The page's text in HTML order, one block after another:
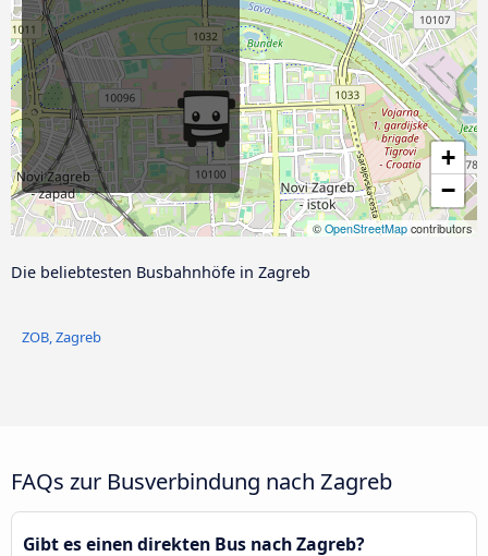
+
−
© OpenStreetMap contributors
Die beliebtesten Busbahnhöfe in Zagreb
ZOB, Zagreb
FAQs zur Busverbindung nach Zagreb
Gibt es einen direkten Bus nach Zagreb?